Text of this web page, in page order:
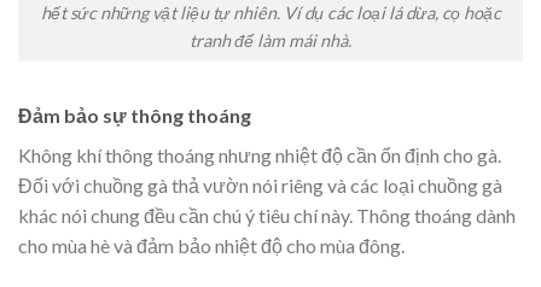
hết sức những vật liệu tự nhiên. Ví dụ các loại lá dừa, cọ hoặc
tranh để làm mái nhà.
Đảm bảo sự thông thoáng
Không khí thông thoáng nhưng nhiệt độ cần ổn định cho gà.
Đối với chuồng gà thả vườn nói riêng và các loại chuồng gà
khác nói chung đều cần chú ý tiêu chí này. Thông thoáng dành
cho mùa hè và đảm bảo nhiệt độ cho mùa đông.